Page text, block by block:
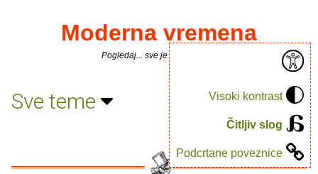
Visoki kontrast
Čitljiv slog
Podcrtane poveznice
Moderna vremena
Pogledaj... sve je puno knjiga.
Sve teme